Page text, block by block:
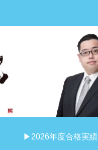
▶2026年度合格実績